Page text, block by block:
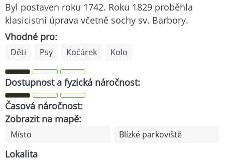
Byl postaven roku 1742. Roku 1829 proběhla
klasicistní úprava včetně sochy sv. Barbory.
Vhodné pro:
Děti Psy Kočárek Kolo
Dostupnost a fyzická náročnost:
Časová náročnost:
Zobrazit na mapě:
Místo Blízké parkoviště
Lokalita